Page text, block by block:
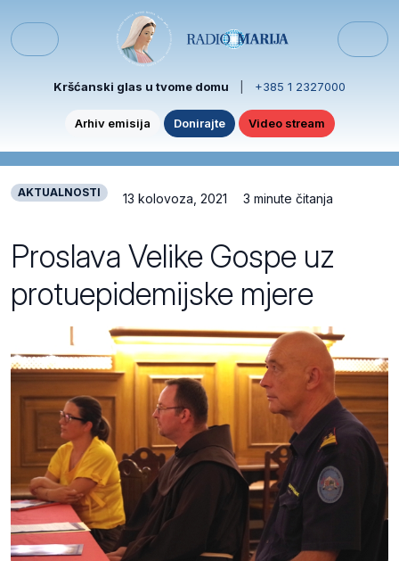
Menu
Kršćanski glas u tvome domu +385 1 2327000
Arhiv emisija Donirajte Video stream
AKTUALNOSTI 13 kolovoza, 2021 3 minute čitanja
Proslava Velike Gospe uz
protuepidemijske mjere